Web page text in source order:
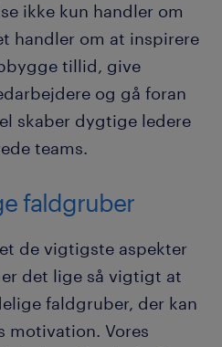
ikke kun handler om
handler om at inspirere
tillid, give
og gå foran
skaber dygtige ledere
teams.
faldgruber
de vigtigste aspekter
det lige så vigtigt at
faldgruber, der kan
motivation. Vores